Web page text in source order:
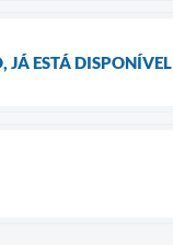
JÁ ESTÁ DISPONÍVEL